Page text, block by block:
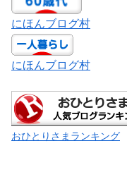
にほんブログ村
にほんブログ村
おひとりさまランキング